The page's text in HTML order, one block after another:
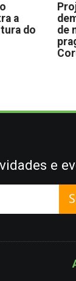
a
do
de
e